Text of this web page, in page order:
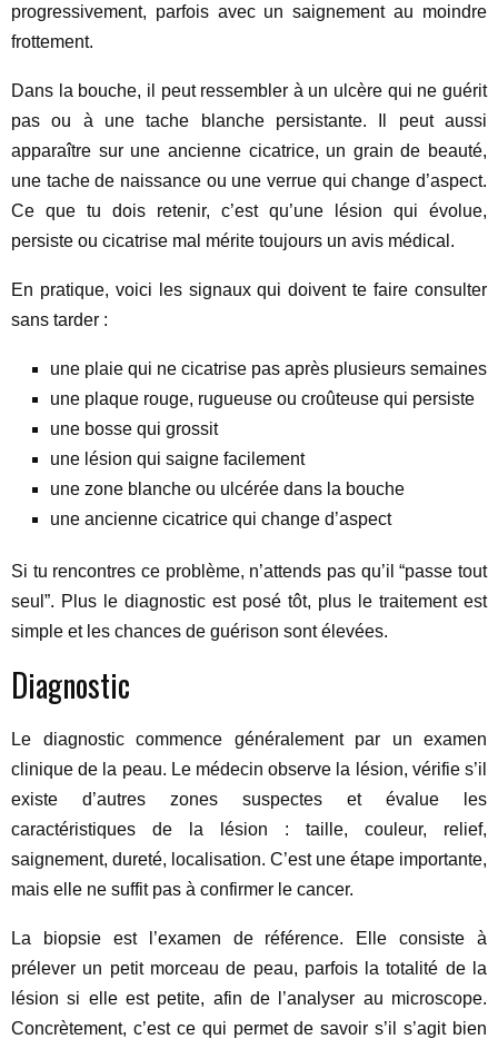
progressivement, parfois avec un saignement au moindre
frottement.
Dans la bouche, il peut ressembler à un ulcère qui ne guérit
pas ou à une tache blanche persistante. Il peut aussi
apparaître sur une ancienne cicatrice, un grain de beauté,
une tache de naissance ou une verrue qui change d’aspect.
Ce que tu dois retenir, c’est qu’une lésion qui évolue,
persiste ou cicatrise mal mérite toujours un avis médical.
En pratique, voici les signaux qui doivent te faire consulter
sans tarder :
une plaie qui ne cicatrise pas après plusieurs semaines
une plaque rouge, rugueuse ou croûteuse qui persiste
une bosse qui grossit
une lésion qui saigne facilement
une zone blanche ou ulcérée dans la bouche
une ancienne cicatrice qui change d’aspect
Si tu rencontres ce problème, n’attends pas qu’il “passe tout
seul”. Plus le diagnostic est posé tôt, plus le traitement est
simple et les chances de guérison sont élevées.
Diagnostic
Le diagnostic commence généralement par un examen
clinique de la peau. Le médecin observe la lésion, vérifie s’il
existe d’autres zones suspectes et évalue les
caractéristiques de la lésion : taille, couleur, relief,
saignement, dureté, localisation. C’est une étape importante,
mais elle ne suffit pas à confirmer le cancer.
La biopsie est l’examen de référence. Elle consiste à
prélever un petit morceau de peau, parfois la totalité de la
lésion si elle est petite, afin de l’analyser au microscope.
Concrètement, c’est ce qui permet de savoir s’il s’agit bien